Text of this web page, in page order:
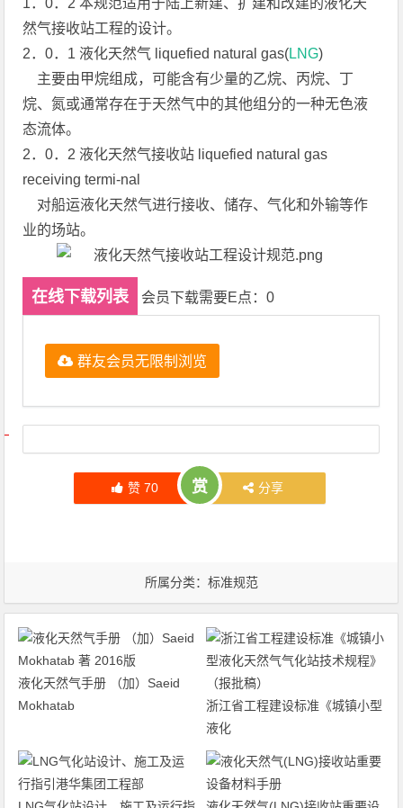
1．0．2 本规范适用于陆上新建、扩建和改建的液化天
然气接收站工程的设计。
2．0．1 液化天然气 liquefied natural gas(LNG)
主要由甲烷组成，可能含有少量的乙烷、丙烷、丁
烷、氮或通常存在于天然气中的其他组分的一种无色液
态流体。
2．0．2 液化天然气接收站 liquefied natural gas
receiving termi-nal
对船运液化天然气进行接收、储存、气化和外输等作
业的场站。
在线下载列表 会员下载需要E点：0
群友会员无限制浏览
文章导航
赞 70 赏 分享
所属分类： 标准规范
液化天然气手册 （加）Saeid
Mokhatab
浙江省工程建设标准《城镇小型
液化